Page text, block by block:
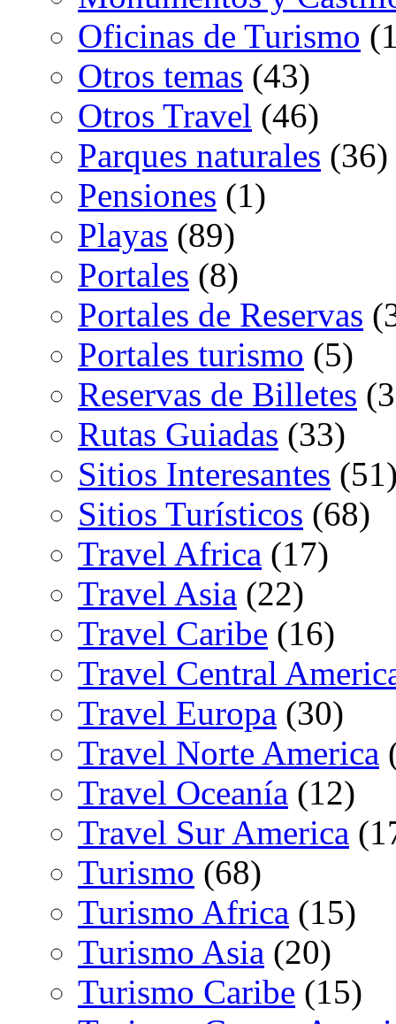
Oficinas de Turismo
Otros temas (43)
Otros Travel (46)
Parques naturales (36)
Pensiones (1)
Playas (89)
Portales (8)
Portales de Reservas
Portales turismo (5)
Reservas de Billetes
Rutas Guiadas (33)
Sitios Interesantes
Sitios Turísticos (68)
Travel Africa (17)
Travel Asia (22)
Travel Caribe (16)
Travel Central
Travel Europa (30)
Travel Norte America
Travel Oceanía (12)
Travel Sur America
Turismo (68)
Turismo Africa (15)
Turismo Asia (20)
Turismo Caribe (15)